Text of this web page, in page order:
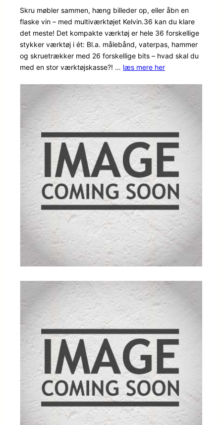
ud af 5
baseret
på
kundebed
ømmelse
r
Skru møbler sammen, hæng billeder op, eller åbn en
flaske vin – med multiværktøjet Kelvin.36 kan du klare
det meste! Det kompakte værktøj er hele 36 forskellige
stykker værktøj i ét: Bl.a. målebånd, vaterpas, hammer
og skruetrækker med 26 forskellige bits – hvad skal du
med en stor værktøjskasse?! … læs mere her